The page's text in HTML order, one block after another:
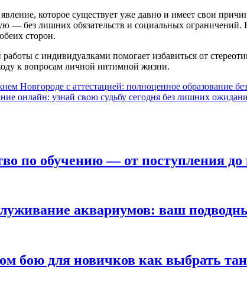
которое существует уже давно и имеет свои
— без лишних обязательств и социальных
сторон.
с индивидуалками помогает избавиться от
к вопросам личной интимной жизни.
Новгороде с аттестацией: полноценное образование
онлайн: узнай свою судьбу сегодня без лишних
по обучению — от поступления до
аквариумов: ваш
бою для новичков как выбрать